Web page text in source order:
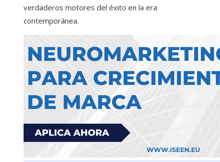
verdaderos motores del éxito en la era
contemporánea.